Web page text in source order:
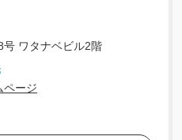
ワタナベビル2階
ページ